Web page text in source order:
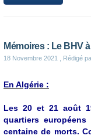
Mémoires : Le BHV
18 Novembre 2021 , Rédigé
En Algérie :
Les 20 et 21 août
quartiers
centaine de morts.